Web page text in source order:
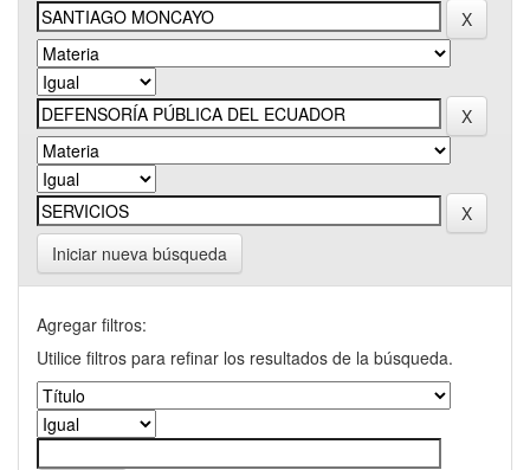
Iniciar nueva búsqueda
Agregar filtros:
Utilice filtros para refinar los resultados de la búsqueda.